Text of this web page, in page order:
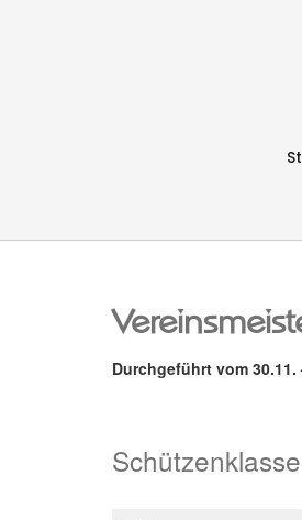
Durchgeführt vom
Schützenklasse